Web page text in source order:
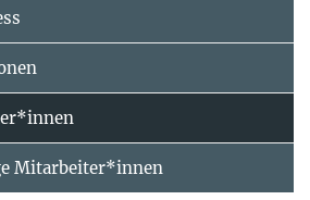
Mitarbeiter*innen